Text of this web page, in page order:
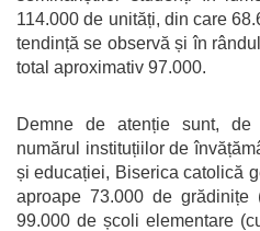
114.000 de unități, din care
tendință se observă și în
total aproximativ 97.000.
Demne de atenție sunt, de
numărul instituțiilor de
și educației, Biserica catolică
aproape 73.000 de
99.000 de școli elementare